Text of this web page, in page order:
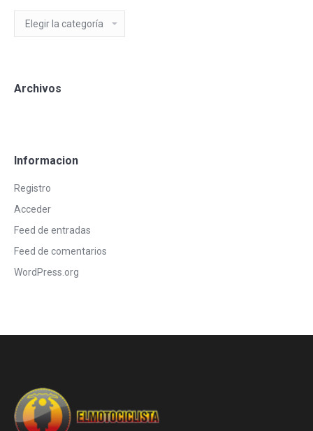
Categorias
Blog
Archivos
Informacion
Registro
Acceder
Feed de entradas
Feed de comentarios
WordPress.org